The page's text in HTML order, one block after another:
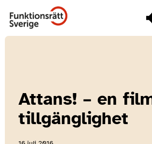
Attans! – en
tillgänglighet